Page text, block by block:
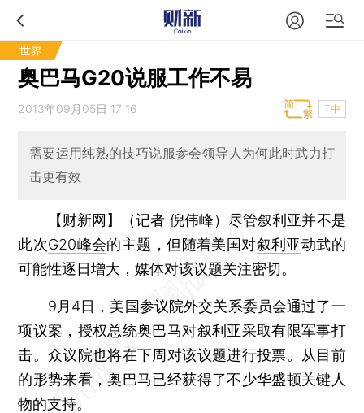
世界
奥巴马G20说服工作不易
2013年09月05日 17:16 T中
需要运用纯熟的技巧说服参会领导人为何此时武力打
击更有效
【财新网】（记者 倪伟峰） 尽管叙利亚并不是
此次G20峰会的主题，但随着美国对叙利亚动武的
可能性逐日增大，媒体对该议题关注密切。
9月4日，美国参议院外交关系委员会通过了一
项议案，授权总统奥巴马对叙利亚采取有限军事打
击。众议院也将在下周对该议题进行投票。从目前
的形势来看，奥巴马已经获得了不少华盛顿关键人
物的支持。